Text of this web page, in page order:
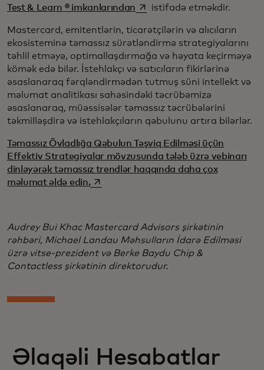
Test & Learn ® imkanlarından opens in a new tab
istifadə etməkdir.
Mastercard, emitentlərin, ticarətçilərin və alıcıların
ekosisteminə təmassız sürətləndirmə strategiyalarını
təhlil etməyə, optimallaşdırmağa və həyata keçirməyə
kömək edə bilər. İstehlakçı və satıcıların fikirlərinə
əsaslanaraq fərqləndirmədən tutmuş süni intellekt və
məlumat analitikası sahəsindəki təcrübəmizə
əsaslanaraq, müəssisələr təmassız təcrübələrini
təkmilləşdirə və istehlakçıların qəbulunu artıra bilərlər.
Təmassız Övladlığa Qəbulun Təşviq Edilməsi üçün
Effektiv Strategiyalar mövzusunda tələb üzrə vebinarı
dinləyərək təmassız trendlər haqqında daha çox
məlumat əldə edin.opens in a new tab
Audrey Bui Khac Mastercard Advisors şirkətinin
rəhbəri, Michael Landau Məhsulların İdarə Edilməsi
üzrə vitse-prezident və Berke Baydu Chip &
Contactless şirkətinin direktorudur.
Əlaqəli Hesabatlar